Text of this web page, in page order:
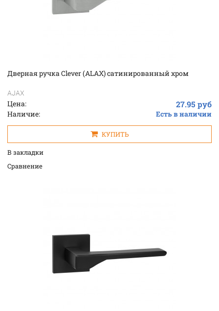
Дверная ручка Clever (ALAX) сатинированный хром
AJAX
Цена: 27.95 руб
Наличие: Есть в наличии
КУПИТЬ
В закладки
Cравнение